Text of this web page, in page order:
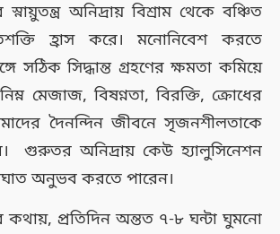
অনিদ্রায় বিশ্রাম থেকে বঞ্চিত
হ্রাস করে। মনোনিবেশ করতে
সঠিক সিদ্ধান্ত গ্রহণের ক্ষমতা কমিয়ে
মেজাজ, বিষণ্নতা, বিরক্তি, ক্রোধের
দৈনন্দিন জীবনে সৃজনশীলতাকে
গুরুতর অনিদ্রায় কেউ হ্যালুসিনেশন
অনুভব করতে পারেন।
কথায়, প্রতিদিন অন্তত ৭-৮ ঘন্টা ঘুমনো